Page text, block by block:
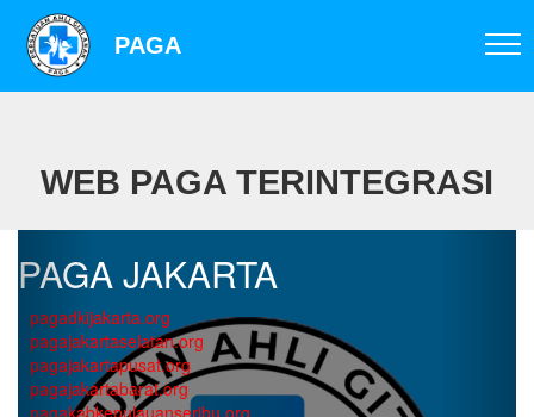
PAGA
WEB PAGA TERINTEGRASI
PAGA JAKARTA
pagadkijakarta.org
pagajakartaselatan.org
pagajakartapusat.org
pagajakartabarat.org
pagakabkepulauanseribu.org